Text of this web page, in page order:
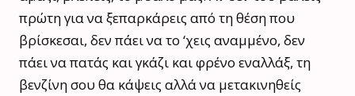
πρώτη για να ξεπαρκάρεις από τη θέση που
βρίσκεσαι, δεν πάει να το ‘χεις αναμμένο, δεν
πάει να πατάς και γκάζι και φρένο εναλλάξ, τη
βενζίνη σου θα κάψεις αλλά να μετακινηθείς